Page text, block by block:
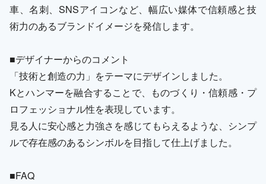
車、名刺、SNSアイコンなど、幅広い媒体で信頼感と技
術力のあるブランドイメージを発信します。
■デザイナーからのコメント
「技術と創造の力」をテーマにデザインしました。
Kとハンマーを融合することで、ものづくり・信頼感・プ
ロフェッショナル性を表現しています。
見る人に安心感と力強さを感じてもらえるような、シンプ
ルで存在感のあるシンボルを目指して仕上げました。
■FAQ